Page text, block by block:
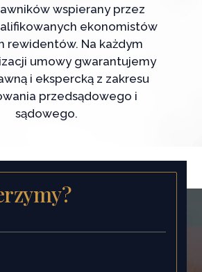
wspierany przez
ekonomistów
rewidentów. Na każdym
umowy gwarantujemy
i ekspercką z zakresu
przedsądowego i
sądowego.